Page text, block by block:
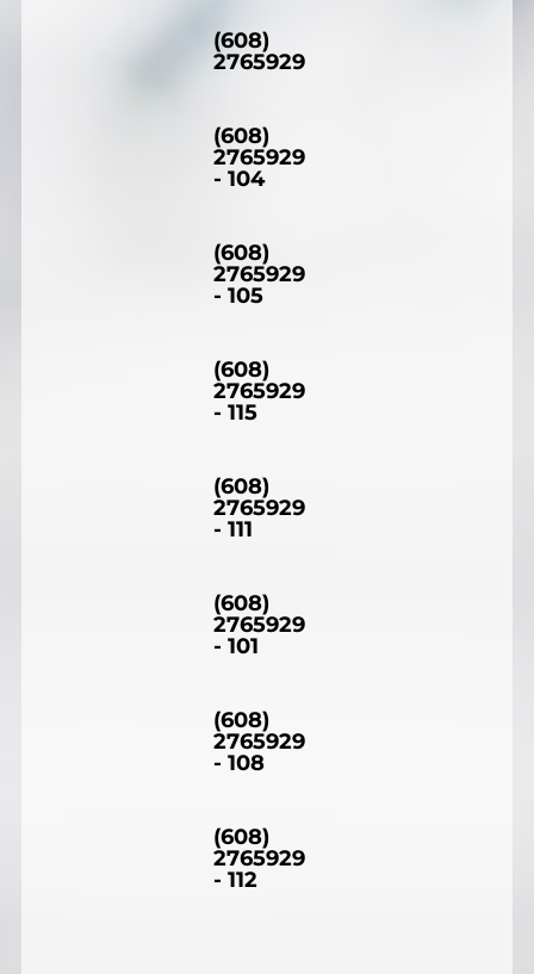
(608)
2765929
(608)
2765929
- 104
(608)
2765929
- 105
(608)
2765929
- 115
(608)
2765929
- 111
(608)
2765929
- 101
(608)
2765929
- 108
(608)
2765929
- 112